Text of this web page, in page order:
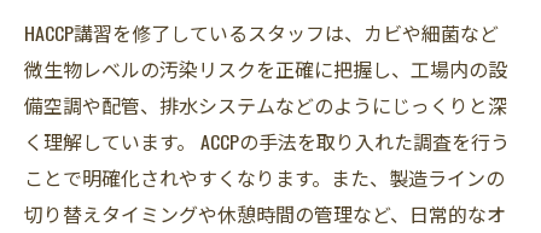
HACCP講習を修了しているスタッフは、カビや細菌など
微生物レベルの汚染リスクを正確に把握し、工場内の設
備空調や配管、排水システムなどのようにじっくりと深
く理解しています。 ACCPの手法を取り入れた調査を行う
ことで明確化されやすくなります。また、製造ラインの
切り替えタイミングや休憩時間の管理など、日常的なオ